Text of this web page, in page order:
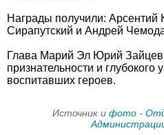
Награды получили: Арсентий
Сирапутский и Андрей
Глава Марий Эл Юрий Зайцев
признательности и
воспитавших героев.
Источник и фото -